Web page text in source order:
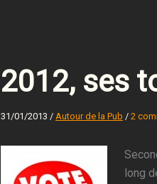
2012, ses
31/01/2013 / Autour de la Pub / 2
long